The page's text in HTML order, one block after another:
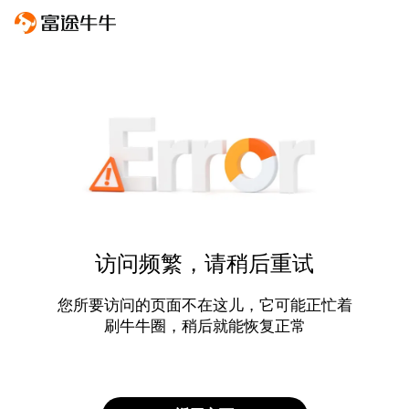
访问频繁，请稍后重试
您所要访问的页面不在这儿，它可能正忙着
刷牛牛圈，稍后就能恢复正常